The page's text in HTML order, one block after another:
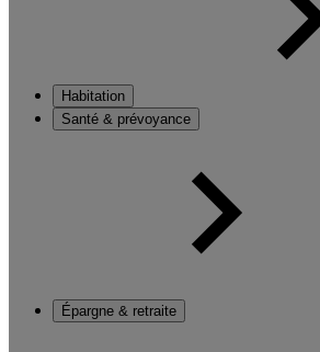
Habitation
Santé & prévoyance
Épargne & retraite